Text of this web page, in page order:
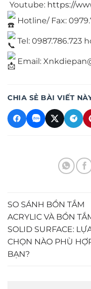
Youtube: https://
Hotline/ Fax:
Tel: 0987.786.723
Email:
CHIA SẺ BÀI VIẾT
SO SÁNH BỒN TẮM
ACRYLIC VÀ BỒN
SOLID SURFACE:
CHỌN NÀO PHÙ
BẠN?